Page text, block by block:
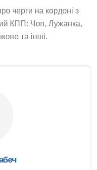
черги на кордоні з
КПП: Чоп, Лужанка,
та інші.